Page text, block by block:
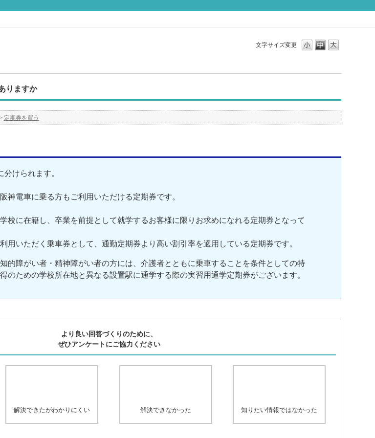
文字サイズ変更
りますか
定期券を買う
けられます。
神電車に乗る方もご利用いただける定期券です。
校に在籍し、卒業を前提として就学するお客様に限りお求めになれる定期券となって
用いただく乗車券として、通勤定期券より高い割引率を適用している定期券です。
的障がい者・精神障がい者の方には、介護者とともに乗車することを条件としての特
のための学校所在地と異なる設置駅に通学する際の実習用通学定期券がございます。
より良い回答づくりのために、
ぜひアンケートにご協力ください
解決できたがわかりにくい 解決できなかった 知りたい情報ではなかった